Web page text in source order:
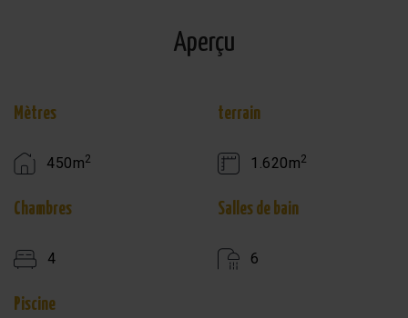
Aperçu
Mètres
450m2
terrain
1.620m2
Chambres
4
Salles de bain
6
Piscine